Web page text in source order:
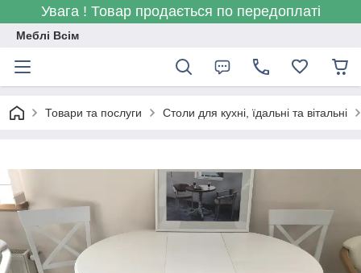
Увага ! Товар продається по передоплаті
Меблі Всім
Товари та послуги Столи для кухні, їдальні та вітальні